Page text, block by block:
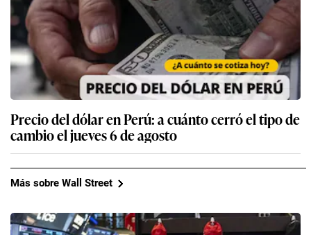
Precio del dólar en Perú: a cuánto cerró el tipo de
cambio el jueves 6 de agosto
Más sobre Wall Street